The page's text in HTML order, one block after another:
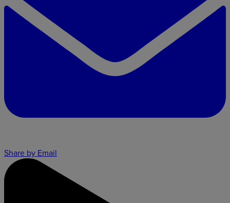
Share by Email